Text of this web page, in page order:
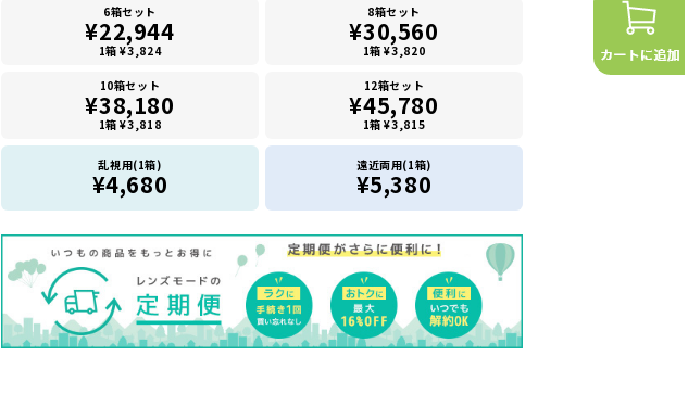
6箱セット
¥22,944
1箱 ¥3,824
8箱セット
¥30,560
1箱 ¥3,820
10箱セット
¥38,180
1箱 ¥3,818
12箱セット
¥45,780
1箱 ¥3,815
乱視用(1箱)
¥4,680
遠近両用(1箱)
¥5,380